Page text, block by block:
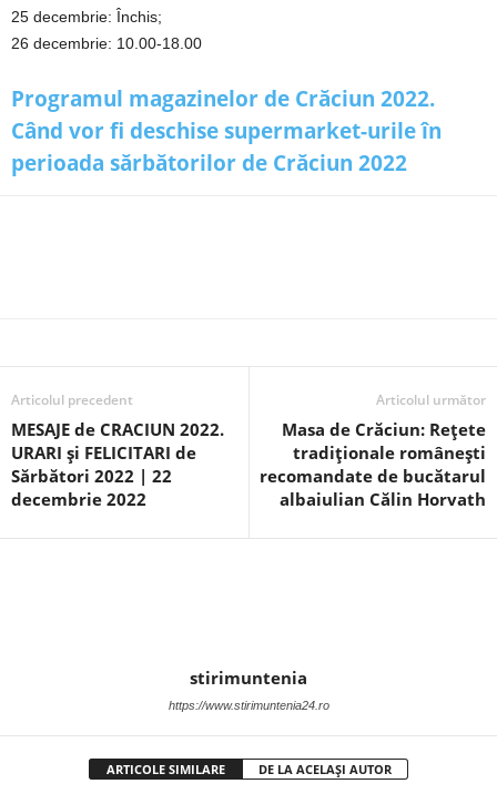
25 decembrie: Închis;
26 decembrie: 10.00-18.00
Programul magazinelor de Crăciun 2022.
Când vor fi deschise supermarket-urile în
perioada sărbătorilor de Crăciun 2022
Articolul precedent
MESAJE de CRACIUN 2022.
URARI şi FELICITARI de
Sărbători 2022 | 22
decembrie 2022
Articolul următor
Masa de Crăciun: Rețete
tradiționale românești
recomandate de bucătarul
albaiulian Călin Horvath
stirimuntenia
https://www.stirimuntenia24.ro
ARTICOLE SIMILARE DE LA ACELAȘI AUTOR